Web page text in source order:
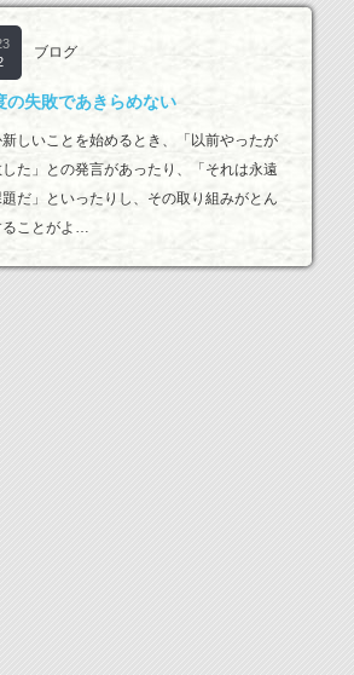
ブログ
の失敗であきらめない
しいことを始めるとき、「以前やったが
した」との発言があったり、「それは永遠
だ」といったりし、その取り組みがとん
ることがよ…